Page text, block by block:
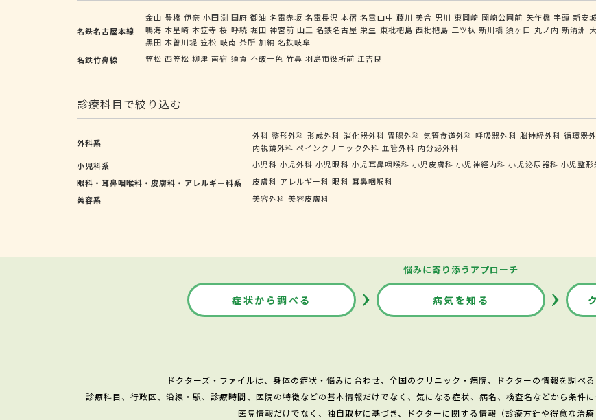
名鉄名古屋本線
金山 豊橋 伊奈 小田渕 国府 御油 名電赤坂 名電長沢 本宿 名電山中 藤川 美合 男川 東岡崎 岡崎公園前 矢作橋 宇頭 新安城
鳴海 本星崎 本笠寺 桜 呼続 堀田 神宮前 山王 名鉄名古屋 栄生 東枇杷島 西枇杷島 二ツ杁 新川橋 須ヶ口 丸ノ内 新清洲
黒田 木曽川堤 笠松 岐南 茶所 加納 名鉄岐阜
名鉄竹鼻線
笠松 西笠松 柳津 南宿 須賀 不破一色 竹鼻 羽島市役所前 江吉良
診療科目で絞り込む
外科系
外科 整形外科 形成外科 消化器外科 胃腸外科 気管食道外科 呼吸器外科 脳神経外科 循環器
内視鏡外科 ペインクリニック外科 血管外科 内分泌外科
小児科系
小児科 小児外科 小児眼科 小児耳鼻咽喉科 小児皮膚科 小児神経内科 小児泌尿器科 小児整形
眼科・耳鼻咽喉科・皮膚科・アレルギー科系
皮膚科 アレルギー科 眼科 耳鼻咽喉科
美容系
美容外科 美容皮膚科
悩みに寄り添うアプローチ
症状から調べる 病気を知る
ドクターズ・ファイルは、身体の症状・悩みに合わせ、全国のクリニック・病院、ドクターの情報を調べ
診療科目、行政区、沿線・駅、診療時間、医院の特徴などの基本情報だけでなく、気になる症状、病名、検査名などから条件
医院情報だけでなく、独自取材に基づき、ドクターに関する情報（診療方針や得意な治療